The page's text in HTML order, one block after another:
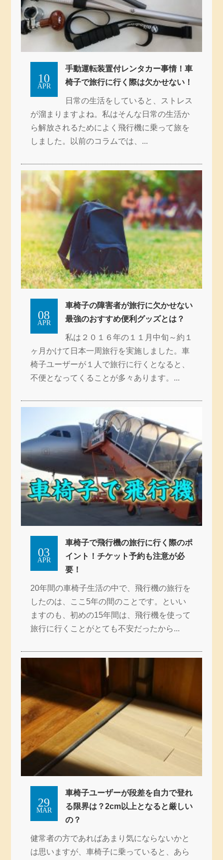
APR
10
手動運転装置付レンタカー事情！車
椅子で旅行に行く際は欠かせない！
日常の生活をしていると、ストレス
が溜まりますよね。私はそんな日常の生活か
ら解放されるためによく飛行機に乗って旅を
しました。以前のコラムでは、...
APR
08
車椅子の障害者が旅行に欠かせない
最強のおすすめ便利グッズとは？
私は２０１６年の１１月中旬～約１
ヶ月かけて日本一周旅行を実施しました。車
椅子ユーザーが１人で旅行に行くとなると、
不便となってくることが多々あります。...
APR
03
車椅子で飛行機の旅行に行く際のポ
イント！チケット予約も注意が必
要！
20年間の車椅子生活の中で、飛行機の旅行を
したのは、ここ5年の間のことです。といい
ますのも、初めの15年間は、飛行機を使って
旅行に行くことがとても不安だったから...
MAR
29
車椅子ユーザーが段差を自力で登れ
る限界は？2cm以上となると厳しい
の？
健常者の方であればあまり気にならないかと
は思いますが、車椅子に乗っていると、あら